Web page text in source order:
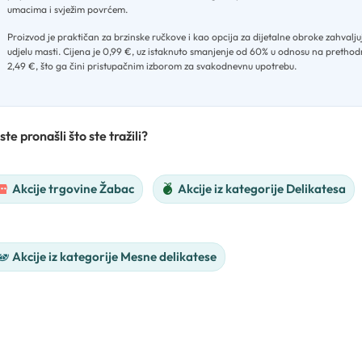
umacima i svježim povrćem.
Proizvod je praktičan za brzinske ručkove i kao opcija za dijetalne obroke
udjelu masti. Cijena je 0,99 €, uz istaknuto smanjenje od 60% u odnosu na
2,49 €, što ga čini pristupačnim izborom za svakodnevnu upotrebu.
pronašli što ste tražili?
Akcije trgovine Žabac Akcije iz kategorije Delikatesa
Akcije iz kategorije Mesne delikatese